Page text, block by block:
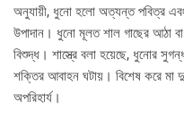
অনুযায়ী, ধুনো হলো অত্যন্ত পবিত্র এবং
উপাদান। ধুনো মূলত শাল গাছের আঠা বা
বিশুদ্ধ। শাস্ত্রে বলা হয়েছে, ধুনোর
শক্তির আবাহন ঘটায়। বিশেষ করে মা
অপরিহার্য।